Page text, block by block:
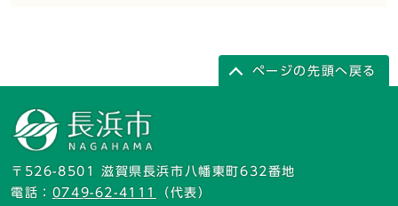
ページの先頭へ戻る
〒526-8501 滋賀県長浜市八幡東町632番地
電話： 0749-62-4111 （代表）